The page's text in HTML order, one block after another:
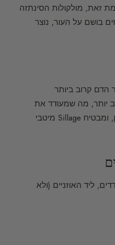
זאת, מולקולות הסינתזה
בושם על העור, נוצר
קרוב ביותר
יותר, מה שמעודד את
התאדות מולקולות הריח ופיזורן, ומבטיח Sillage מיטבי
ליד האוזניים (ולא